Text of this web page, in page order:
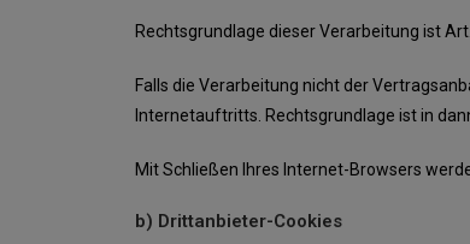
Rechtsgrundlage dieser Verarbeitung ist
Falls die Verarbeitung nicht der
Internetauftritts. Rechtsgrundlage ist in
Mit Schließen Ihres Internet-Browsers
b) Drittanbieter-Cookies